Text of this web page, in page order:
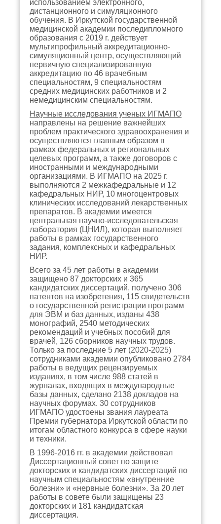
использованием электронного,
дистанционного и симуляционного
обучения. В Иркутской государственной
медицинской академии последипломного
образования с 2019 г. действует
мультипрофильный аккредитационно-
симуляционный центр, осуществляющий
первичную специализированную
аккредитацию по 46 врачебным
специальностям, 9 специальностям
средних медицинских работников и 2
немедицинским специальностям.
Научные исследования ученых ИГМАПО
направлены на решение важнейших
проблем практического здравоохранения и
осуществляются главным образом в
рамках федеральных и региональных
целевых программ, а также договоров с
иностранными и международными
организациями. В ИГМАПО на 2025 г.
выполняются 2 межкафедральные и 12
кафедральных НИР, 10 многоцентровых
клинических исследований лекарственных
препаратов. В академии имеется
центральная научно-исследовательская
лаборатория (ЦНИЛ), которая выполняет
работы в рамках государственного
задания, комплексных и кафедральных
НИР.
Всего за 45 лет работы в академии
защищено 87 докторских и 365
кандидатских диссертаций, получено 306
патентов на изобретения, 115 свидетельств
о государственной регистрации программ
для ЭВМ и баз данных, изданы 438
монографий, 2540 методических
рекомендаций и учебных пособий для
врачей, 126 сборников научных трудов.
Только за последние 5 лет (2020-2025)
сотрудниками академии опубликовано 2784
работы в ведущих рецензируемых
изданиях, в том числе 988 статей в
журналах, входящих в международные
базы данных, сделано 2138 докладов на
научных форумах. 30 сотрудников
ИГМАПО удостоены звания лауреата
Премии губернатора Иркутской области по
итогам областного конкурса в сфере науки
и техники.
В 1996-2016 гг. в академии действовал
Диссертационный совет по защите
докторских и кандидатских диссертаций по
научным специальностям «внутренние
болезни» и «нервные болезни». За 20 лет
работы в совете были защищены 23
докторских и 181 кандидатская
диссертация.